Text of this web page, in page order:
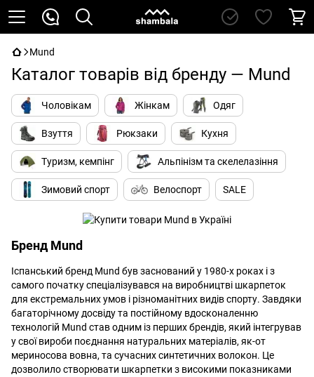
Mund
Каталог товарів від бренду — Mund
Чоловікам Жінкам Одяг
Взуття Рюкзаки Кухня
Туризм, кемпінг Альпінізм та скелелазіння
Зимовий спорт Велоспорт SALE
Бренд Mund
Іспанський бренд Mund був заснований у 1980-х роках і з
самого початку спеціалізувався на виробництві шкарпеток
для екстремальних умов і різноманітних видів спорту. Завдяки
багаторічному досвіду та постійному вдосконаленню
технологій Mund став одним із перших брендів, який інтегрував
у свої вироби поєднання натуральних матеріалів, як-от
мериносова вовна, та сучасних синтетичних волокон. Це
дозволило створювати шкарпетки з високими показниками